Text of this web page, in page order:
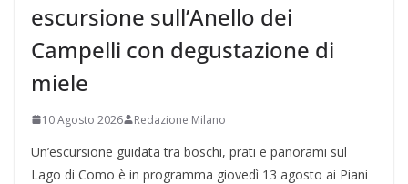
escursione sull’Anello dei
Campelli con degustazione di
miele
10 Agosto 2026 Redazione Milano
Un’escursione guidata tra boschi, prati e panorami sul
Lago di Como è in programma giovedì 13 agosto ai Piani